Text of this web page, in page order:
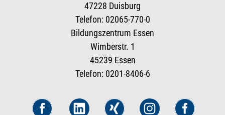
47228 Duisburg
Telefon: 02065-770-0
Bildungszentrum Essen
Wimberstr. 1
45239 Essen
Telefon: 0201-8406-6